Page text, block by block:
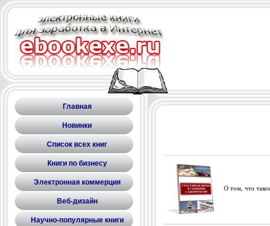
Главная
Новинки
Список всех книг
Книги по бизнесу
Электронная коммерция
Веб-дизайн
Научно-популярные книги
О том, что